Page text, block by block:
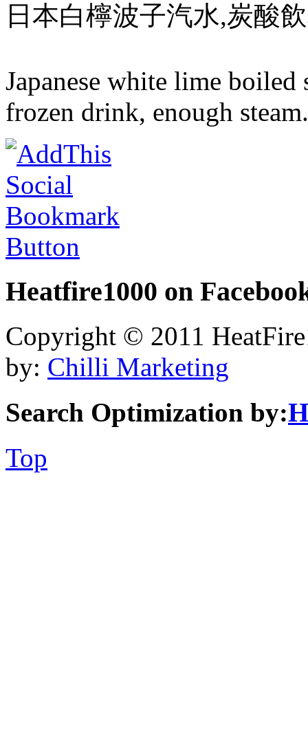
日本白檸波子汽水,炭酸
Japanese white lime
frozen drink, enough steam.
Heatfire1000 on
Copyright © 2011
by: Chilli Marketing
Search Optimization by:
Top